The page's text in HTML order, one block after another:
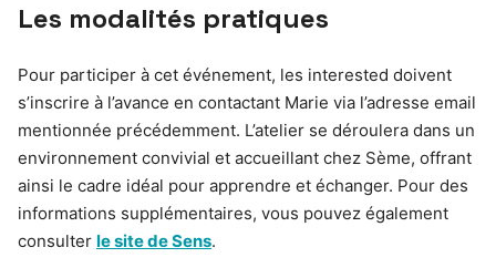
Les modalités pratiques
Pour participer à cet événement, les interested doivent
s’inscrire à l’avance en contactant Marie via l’adresse email
mentionnée précédemment. L’atelier se déroulera dans un
environnement convivial et accueillant chez Sème, offrant
ainsi le cadre idéal pour apprendre et échanger. Pour des
informations supplémentaires, vous pouvez également
consulter le site de Sens.